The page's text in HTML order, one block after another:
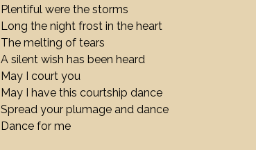
Plentiful were the storms
Long the night frost in the heart
The melting of tears
A silent wish has been heard
May I court you
May I have this courtship dance
Spread your plumage and dance
Dance for me